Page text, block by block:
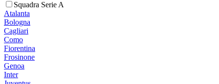
Squadra Serie A
Atalanta
Bologna
Cagliari
Como
Fiorentina
Frosinone
Genoa
Inter